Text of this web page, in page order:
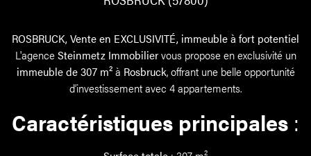
ROSBRUCK, Vente en EXCLUSIVITÉ, immeuble à fort potentiel
L'agenceSteinmetz Immobiliervous propose en exclusivité un
immeuble de 307 m²à Rosbruck, offrant une belle opportunité
d’investissement avec 4 appartements.
Caractéristiques principales :